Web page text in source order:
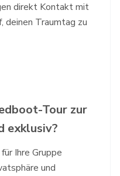
direkt Kontaktmit
deinen Traumtag zu
Tour zur
exklusiv?
Ihre Gruppe
und